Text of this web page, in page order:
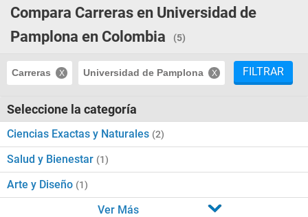
Compara Carreras en Universidad de
Pamplona en Colombia
(5)
Carreras Universidad de Pamplona FILTRAR
Seleccione la categoría
Ciencias Exactas y Naturales (2)
Salud y Bienestar (1)
Arte y Diseño (1)
Ver Más